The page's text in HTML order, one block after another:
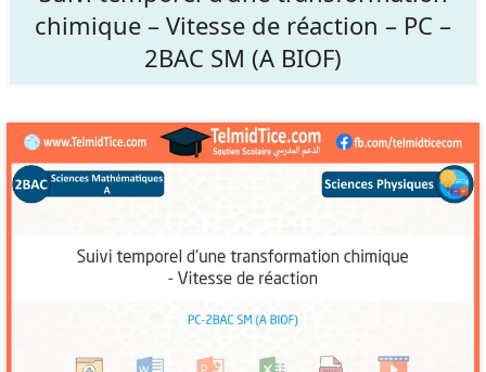
chimique – Vitesse de réaction – PC –
2BAC SM (A BIOF)